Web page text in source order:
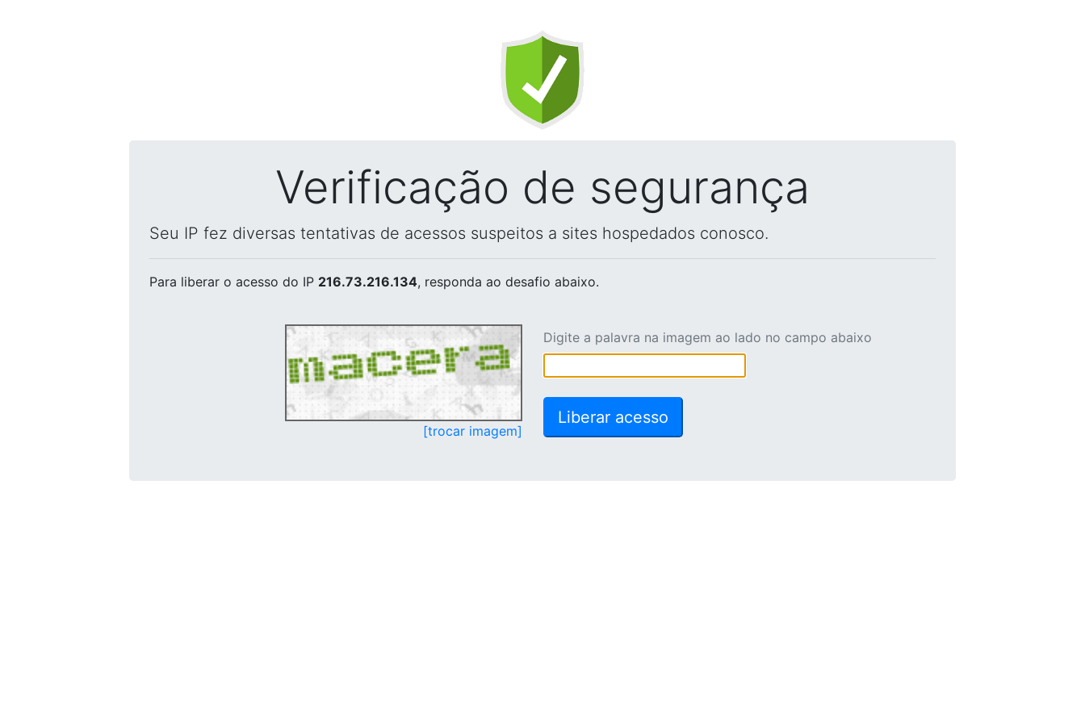
Verificação de segurança
Seu IP fez diversas tentativas de acessos suspeitos a sites hospedados conosco.
Para liberar o acesso do IP 216.73.216.134, responda ao desafio abaixo.
[trocar imagem]
Digite a palavra na imagem ao lado no campo abaixo